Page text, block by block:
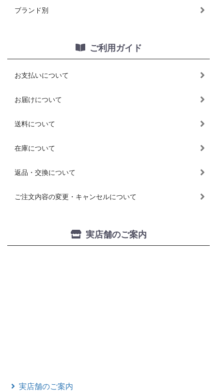
ブランド別
ご利用ガイド
お支払いについて
お届けについて
送料について
在庫について
返品・交換について
ご注文内容の変更・キャンセルについて
実店舗のご案内
実店舗のご案内